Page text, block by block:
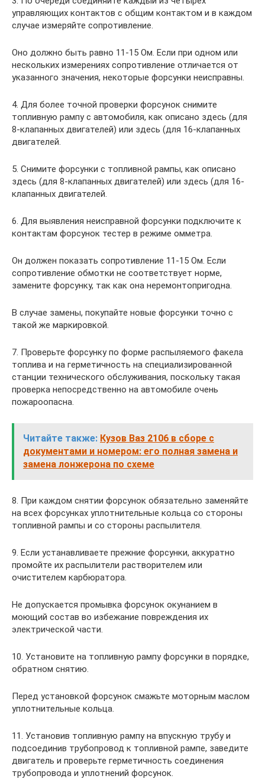
управляющих контактов с общим контактом и в каждом
случае измеряйте сопротивление.
Оно должно быть равно 11-15 Ом. Если при одном или
нескольких измерениях сопротивление отличается от
указанного значения, некоторые форсунки неисправны.
4. Для более точной проверки форсунок снимите
топливную рампу с автомобиля, как описано здесь (для
8-клапанных двигателей) или здесь (для 16-клапанных
двигателей.
5. Снимите форсунки с топливной рампы, как описано
здесь (для 8-клапанных двигателей) или здесь (для 16-
клапанных двигателей.
6. Для выявления неисправной форсунки подключите к
контактам форсунок тестер в режиме омметра.
Он должен показать сопротивление 11-15 Ом. Если
сопротивление обмотки не соответствует норме,
замените форсунку, так как она неремонтопригодна.
В случае замены, покупайте новые форсунки точно с
такой же маркировкой.
7. Проверьте форсунку по форме распыляемого факела
топлива и на герметичность на специализированной
станции технического обслуживания, поскольку такая
проверка непосредственно на автомобиле очень
пожароопасна.
Читайте также: Кузов Ваз 2106 в сборе с
документами и номером: его полная замена и
замена лонжерона по схеме
8. При каждом снятии форсунок обязательно заменяйте
на всех форсунках уплотнительные кольца со стороны
топливной рампы и со стороны распылителя.
9. Если устанавливаете прежние форсунки, аккуратно
промойте их распылители растворителем или
очистителем карбюратора.
Не допускается промывка форсунок окунанием в
моющий состав во избежание повреждения их
электрической части.
10. Установите на топливную рампу форсунки в порядке,
обратном снятию.
Перед установкой форсунок смажьте моторным маслом
уплотнительные кольца.
11. Установив топливную рампу на впускную трубу и
подсоединив трубопровод к топливной рампе, заведите
двигатель и проверьте герметичность соединения
трубопровода и уплотнений форсунок.